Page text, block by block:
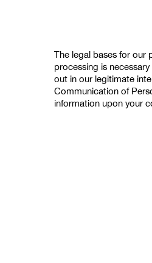
The legal bases for our
processing is
out in our legitimate
Communication of
information upon your